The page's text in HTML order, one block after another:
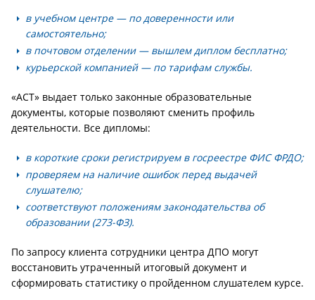
в учебном центре — по доверенности или
самостоятельно;
в почтовом отделении — вышлем диплом бесплатно;
курьерской компанией — по тарифам службы.
«АСТ» выдает только законные образовательные
документы, которые позволяют сменить профиль
деятельности. Все дипломы:
в короткие сроки регистрируем в госреестре ФИС ФРДО;
проверяем на наличие ошибок перед выдачей
слушателю;
соответствуют положениям законодательства об
образовании (273-ФЗ).
По запросу клиента сотрудники центра ДПО могут
восстановить утраченный итоговый документ и
сформировать статистику о пройденном слушателем курсе.